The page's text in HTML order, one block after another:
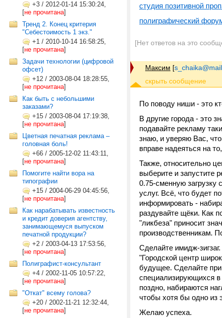
+3 / 2012-01-14 15:30:24,
[не прочитана]
Тренд 2. Конец критерия
"Себестоимость 1 экз."
+1 / 2010-10-14 16:58:25,
[не прочитана]
Задачи технологии (цифровой
офсет)
+12 / 2003-08-04 18:28:55,
[не прочитана]
Как быть с небольшими
заказами?
+15 / 2003-08-04 17:19:38,
[не прочитана]
Цветная печатная реклама –
головная боль!
+66 / 2005-12-02 11:43:11,
[не прочитана]
Помогите найти вора на
типографии
+15 / 2004-06-29 04:45:56,
[не прочитана]
Как нарабатывать известность
и кредит доверия агентству,
занимающемуся выпуском
печатной продукции?
+2 / 2003-04-13 17:53:56,
[не прочитана]
Полиграфист-консультант
+4 / 2002-11-05 10:57:22,
[не прочитана]
"Откат" всему голова?
+20 / 2002-11-21 12:32:44,
[не прочитана]
студия позитивной
полиграфический
[Нет ответов на это
Максим [
По поводу ниши - это
В другие города - это
подавайте рекламу
знаю, и уверяю Вас,
вправе надеяться на
Также, относительно
выберите и запустите
0.75-сменную загрузку
услуг. Всё, что будет
информировать -
раздувайте щёки. Как
"ликбеза" приносит
производственникам.
Сделайте имидж-
"Городской центр
будущее. Сделайте
специализирующихся в
поздно, набираются
чтобы хотя бы одно из
Желаю успеха.